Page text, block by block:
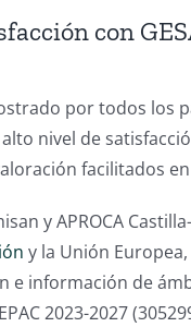
con
por todos los
nivel de
facilitados
y APROCA
y la Unión
e información de
2023-2027